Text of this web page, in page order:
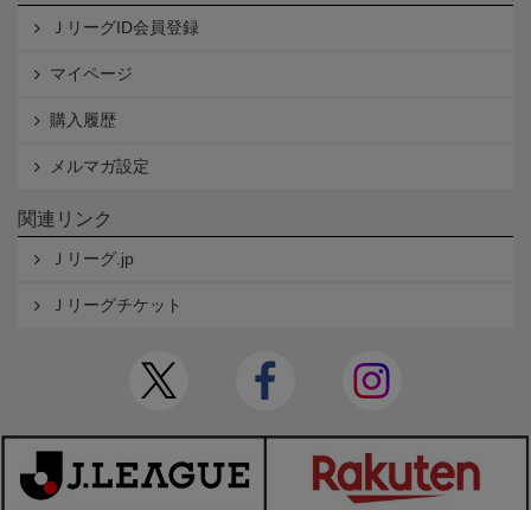
ＪリーグID会員登録
マイページ
購入履歴
メルマガ設定
関連リンク
Ｊリーグ.jp
Ｊリーグチケット